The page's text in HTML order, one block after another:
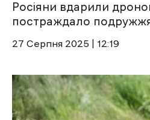
Росіяни вдарили
постраждало
27 Cерпня 2025 | 12:19